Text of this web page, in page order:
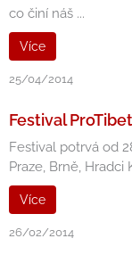
co činí náš ...
Více
25/04/2014
Festival
Festival potrvá od
Praze, Brně, Hradci
Více
26/02/2014